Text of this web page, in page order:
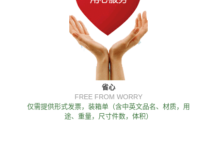
省心
FREE FROM WORRY
仅需提供形式发票，装箱单（含中英文品名、材质，用
途、重量，尺寸件数，体积）